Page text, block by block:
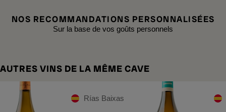
NOS RECOMMANDATIONS PERSONNALISÉES
Sur la base de vos goûts personnels
AUTRES VINS DE LA MÊME CAVE
Rías Baixas